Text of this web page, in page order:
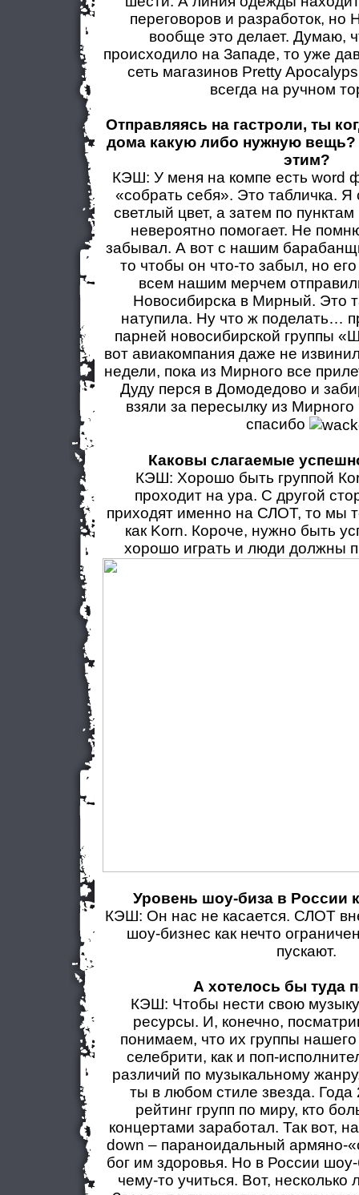
переговоров и разработок, но
вообще это делает. Думаю,
происходило на Западе, то уже
сеть магазинов Pretty
всегда на ручном
Отправляясь на гастроли, ты
дома какую либо нужную вещь?
этим?
КЭШ: У меня на компе есть word
«собрать себя». Это табличка.
светлый цвет, а затем по
невероятно помогает. Не
забывал. А вот с нашим
то чтобы он что-то забыл, но
всем нашим мерчем
Новосибирска в Мирный. Это
натупила. Ну что ж поделать…
парней новосибирской группы
вот авиакомпания даже не
недели, пока из Мирного все
Дуду перся в Домодедово и
взяли за пересылку из
спасибо
Каковы слагаемые
КЭШ: Хорошо быть группой
проходит на ура. С другой
приходят именно на СЛОТ, то мы
как Korn. Короче, нужно быть
хорошо играть и люди должны
Уровень шоу-биза в России
КЭШ: Он нас не касается. СЛОТ
шоу-бизнес как нечто
пускают.
А хотелось бы туда
КЭШ: Чтобы нести свою
ресурсы. И, конечно,
понимаем, что их группы
селебрити, как и поп-
различий по музыкальному
ты в любом стиле звезда. Года
рейтинг групп по миру, кто
концертами заработал. Так вот,
down – параноидальный армяно-
бог им здоровья. Но в России
чему-то учиться. Вот, несколько